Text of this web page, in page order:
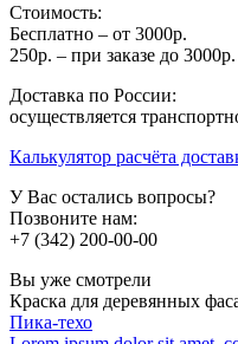
Стоимость:
Бесплатно – от 3000р.
250р. – при заказе до 3000р.
Доставка по России:
осуществляется
Калькулятор расчёта
У Вас остались вопросы?
Позвоните нам:
+7 (342) 200-00-00
Вы уже смотрели
Краска для деревянных
Пика-техо